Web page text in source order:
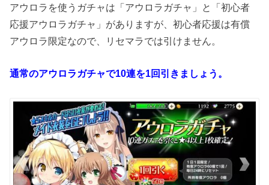
アウロラを使うガチャは「アウロラガチャ」と「初心者
応援アウロラガチャ」がありますが、初心者応援は有償
アウロラ限定なので、リセマラでは引けません。
通常のアウロラガチャで10連を1回引きましょう。